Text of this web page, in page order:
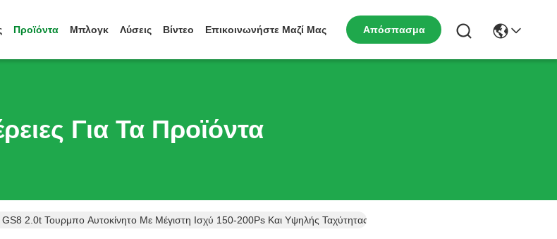
Προϊόντα Μπλογκ Λύσεις Βίντεο Επικοινωνήστε Μαζί Μας Απόσπασμα
Για Τα Προϊόντα
2.0t Τουρμπο Αυτοκίνητο Με Μέγιστη Ισχύ 150-200Ps Και Υψηλής Ταχύτητας Αυτοκίνητο